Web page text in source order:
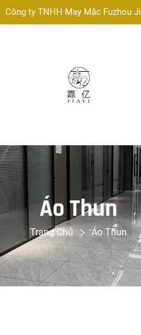
Công ty TNHH May Mặc Fuzhou
Áo Thun
Trang Chủ Áo Thun